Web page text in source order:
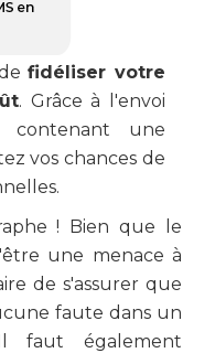
defidéliser votre
. Grâce à l'envoi
contenant une
vos chances de
! Bien que le
une menace à
de s'assurer que
faute dans un
faut également